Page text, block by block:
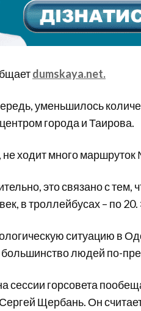
dumskaya.net.
уменьшилось
города и Таирова.
не ходит много
это связано с тем,
в троллейбусах – по
ситуацию в
людей по-
сессии горсовета
Щербань. Он